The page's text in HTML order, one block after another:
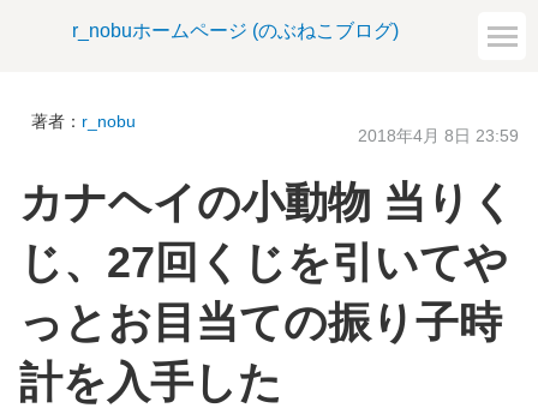
r_nobuホームページ (のぶねこブログ)
著者： r_nobu
2018年4月 8日 23:59
カナヘイの小動物 当りく
じ、27回くじを引いてや
っとお目当ての振り子時
計を入手した